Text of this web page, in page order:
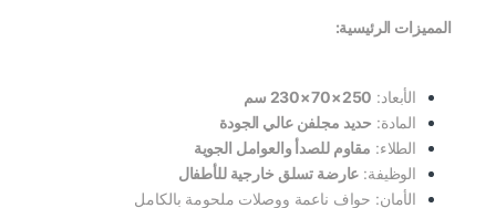
المميزات الرئيسية:
الأبعاد: 250×70×230 سم
المادة: حديد مجلفن عالي الجودة
الطلاء: مقاوم للصدأ والعوامل الجوية
الوظيفة: عارضة تسلق خارجية للأطفال
الأمان: حواف ناعمة ووصلات ملحومة بالكامل